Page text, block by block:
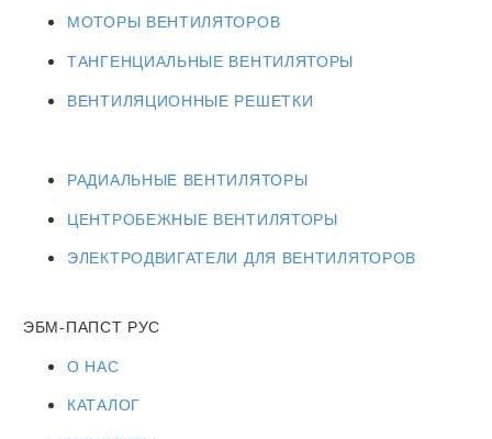
МОТОРЫ ВЕНТИЛЯТОРОВ
ТАНГЕНЦИАЛЬНЫЕ ВЕНТИЛЯТОРЫ
ВЕНТИЛЯЦИОННЫЕ РЕШЕТКИ
РАДИАЛЬНЫЕ ВЕНТИЛЯТОРЫ
ЦЕНТРОБЕЖНЫЕ ВЕНТИЛЯТОРЫ
ЭЛЕКТРОДВИГАТЕЛИ ДЛЯ ВЕНТИЛЯТОРОВ
ЭБМ-ПАПСТ РУС
О НАС
КАТАЛОГ